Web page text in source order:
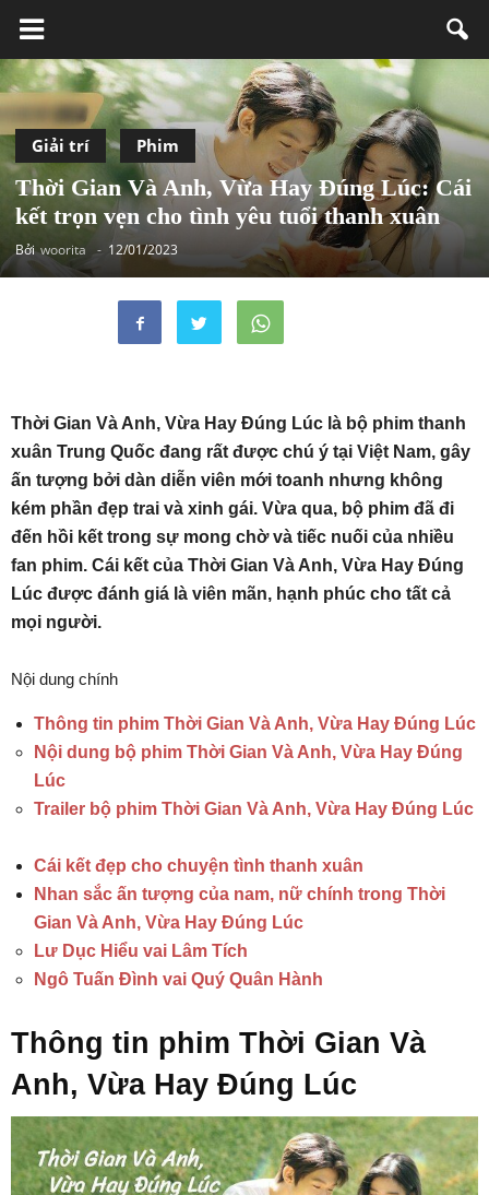
Giải trí Phim
Thời Gian Và Anh, Vừa Hay Đúng Lúc: Cái
kết trọn vẹn cho tình yêu tuổi thanh xuân
Bởiwoorita - 12/01/2023
Thời Gian Và Anh, Vừa Hay Đúng Lúc là bộ phim thanh
xuân Trung Quốc đang rất được chú ý tại Việt Nam, gây
ấn tượng bởi dàn diễn viên mới toanh nhưng không
kém phần đẹp trai và xinh gái. Vừa qua, bộ phim đã đi
đến hồi kết trong sự mong chờ và tiếc nuối của nhiều
fan phim. Cái kết của Thời Gian Và Anh, Vừa Hay Đúng
Lúc được đánh giá là viên mãn, hạnh phúc cho tất cả
mọi người.
Nội dung chính
Thông tin phim Thời Gian Và Anh, Vừa Hay Đúng Lúc
Nội dung bộ phim Thời Gian Và Anh, Vừa Hay Đúng
Lúc
Trailer bộ phim Thời Gian Và Anh, Vừa Hay Đúng Lúc
Cái kết đẹp cho chuyện tình thanh xuân
Nhan sắc ấn tượng của nam, nữ chính trong Thời
Gian Và Anh, Vừa Hay Đúng Lúc
Lư Dục Hiểu vai Lâm Tích
Ngô Tuấn Đình vai Quý Quân Hành
Thông tin phim Thời Gian Và
Anh, Vừa Hay Đúng Lúc